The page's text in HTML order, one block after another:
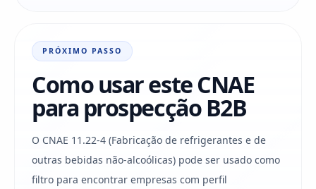
PRÓXIMO PASSO
Como usar este CNAE
para prospecção B2B
O CNAE 11.22-4 (Fabricação de refrigerantes e de
outras bebidas não-alcoólicas) pode ser usado como
filtro para encontrar empresas com perfil